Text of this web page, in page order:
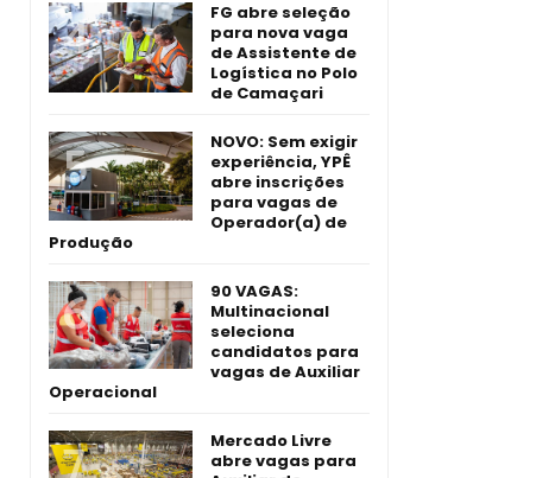
FG abre seleção
para nova vaga
de Assistente de
Logística no Polo
de Camaçari
NOVO: Sem exigir
experiência, YPÊ
abre inscrições
para vagas de
Operador(a) de
Produção
90 VAGAS:
Multinacional
seleciona
candidatos para
vagas de Auxiliar
Operacional
Mercado Livre
abre vagas para